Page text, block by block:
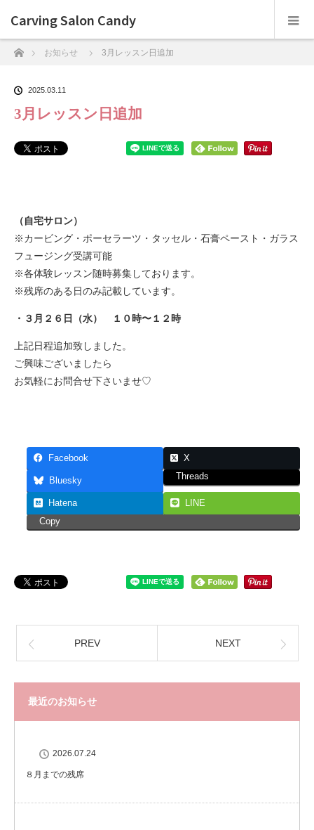
Carving Salon Candy
ホームお知らせ 3月レッスン日追加
2025.03.11
3月レッスン日追加
（自宅サロン）
※カービング・ポーセラーツ・タッセル・石膏ペースト・ガラス
フュージング受講可能
※各体験レッスン随時募集しております。
※残席のある日のみ記載しています。
・３月２６日（水） １０時〜１２時
上記日程追加致しました。
ご興味ございましたら
お気軽にお問合せ下さいませ♡
Facebook X
Bluesky Threads
Hatena
LINE
Copy
PREV NEXT
最近のお知らせ
2026.07.24
８月までの残席